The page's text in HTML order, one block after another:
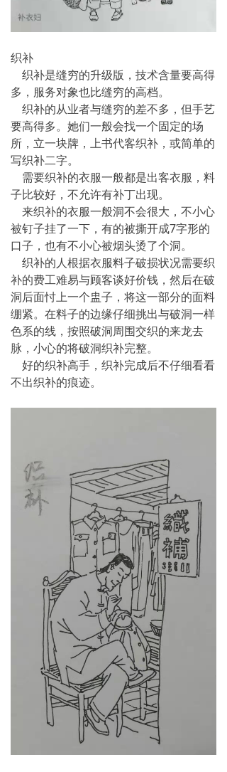
织补
织补是缝穷的升级版，技术含量要高得
多，服务对象也比缝穷的高档。
织补的从业者与缝穷的差不多，但手艺
要高得多。她们一般会找一个固定的场
所，立一块牌，上书代客织补，或简单的
写织补二字。
需要织补的衣服一般都是出客衣服，料
子比较好，不允许有补丁出现。
来织补的衣服一般洞不会很大，不小心
被钉子挂了一下，有的被撕开成7字形的
口子，也有不小心被烟头烫了个洞。
织补的人根据衣服料子破损状况需要织
补的费工难易与顾客谈好价钱，然后在破
洞后面忖上一个盅子，将这一部分的面料
绷紧。在料子的边缘仔细挑出与破洞一样
色系的线，按照破洞周围交织的来龙去
脉，小心的将破洞织补完整。
好的织补高手，织补完成后不仔细看看
不出织补的痕迹。